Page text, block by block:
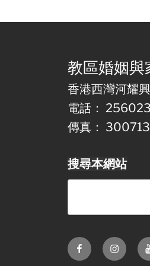
教區婚姻與
香港西灣河耀
電話：
傳真：
搜尋本網站
Facebook